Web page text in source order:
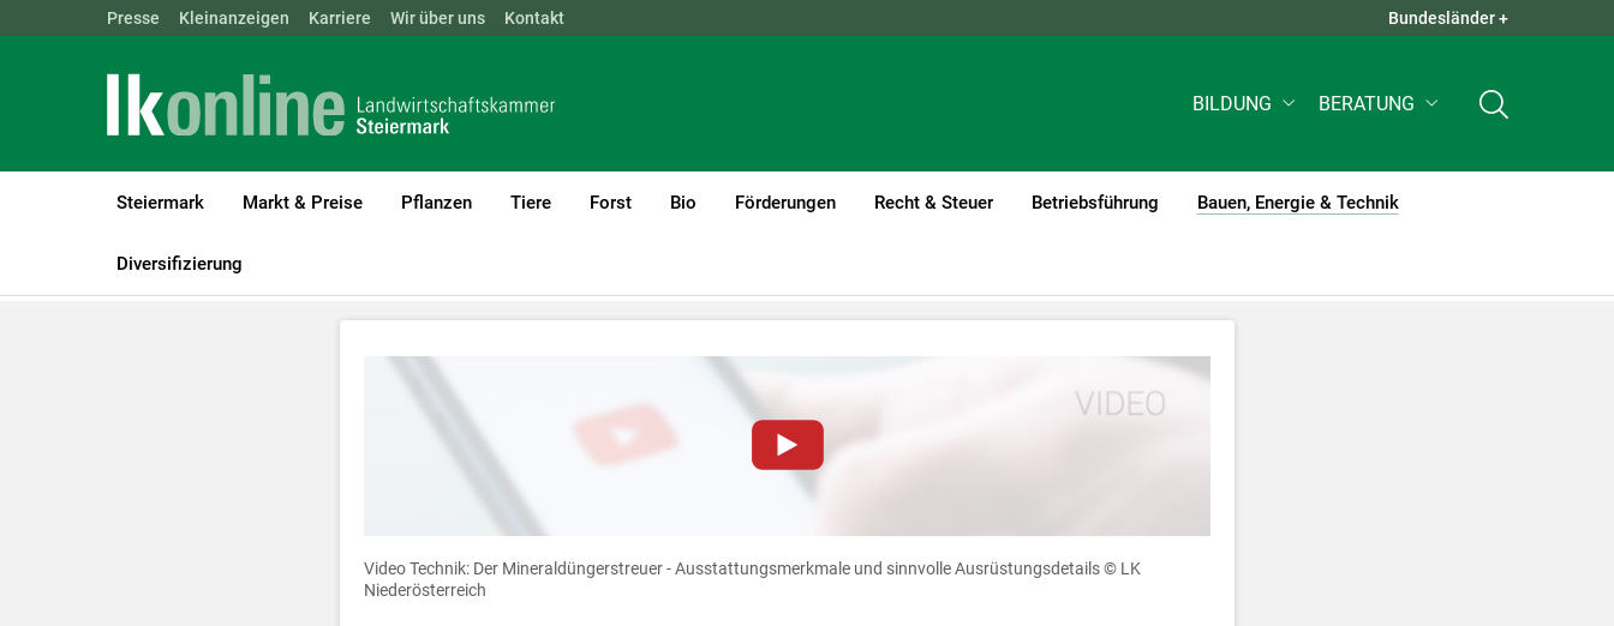
Landwirtschaftskammern: ÖSTERREICH BGLD KTN NÖ QUICK LINKS +
Presse Kleinanzeigen Karriere Wir über uns Kontakt Bundesländer +
BILDUNG BERATUNG
Steiermark Markt & Preise Pflanzen Tiere Forst Bio Förderungen Recht & Steuer Betriebsführung Bauen, Energie & Technik
(current)1
Diversifizierung
LK Steiermark Bauen, Energie & Technik
Zum Abspielen von YouTube-Videos auf dieser Website müssen Cookies gesetzt werden
Für weitere Informationen lesen Sie bitte unsere
Entscheidung für diese Website in den Cookie-Einstellungen jederzeit einsehen und korrigieren
Video Technik: Der Mineraldüngerstreuer - Ausstattungsmerkmale und sinnvolle Ausrüstungsdetails© LK
Niederösterreich